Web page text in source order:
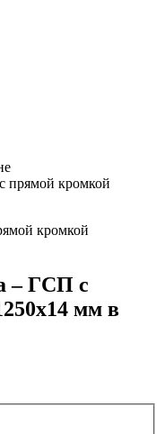
прямой кромкой
– ГСП с
мм в